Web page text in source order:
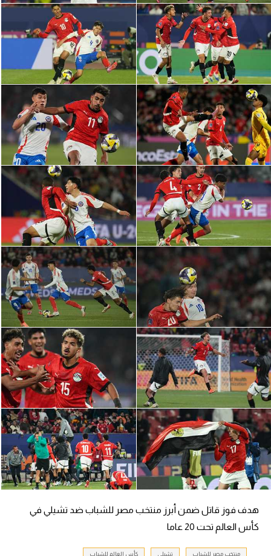
الدوري الفرنسي
الدوري السعودي للمحترفين
دوري أبطال أوروبا
دوري أبطال إفريقيا
كل البطولات
أقسام
الكرة المصرية
الدوري المصري
الكرة الأوروبية
الكرة الإفريقية
منتخب مصر
سعودي في الجول
الدوري الإنجليزي
الدوري الإسباني
دوري أبطال أوروبا
القسم الثاني
رياضات أخرى
أمم إفريقيا
كرة السلة الأمريكية
هدف فوز قاتل ضمن أبرز منتخب مصر للشباب ضد تشيلي في
كأس العالم تحت 20 عاما
منتخب مصر للشباب تشيلي كأس العالم للشباب